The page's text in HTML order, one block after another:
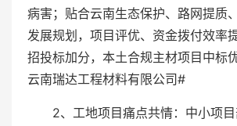
病害；贴合云南生态保护、路网提质
发展规划，项目评优、资金拨付效率
招投标加分，本土合规主材项目中标
云南瑞达工程材料有限公司#
2、工地项目痛点共情：中小项